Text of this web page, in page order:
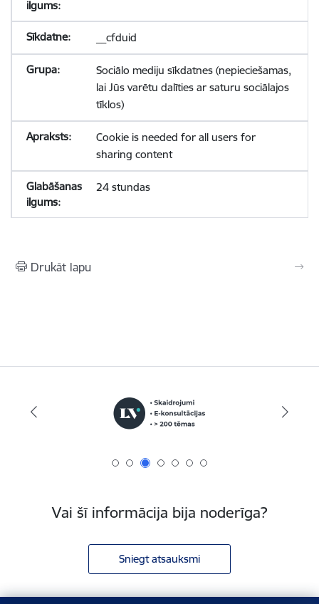
__cfduid
Sociālo mediju sīkdatnes (nepieciešamas,
lai Jūs varētu dalīties ar saturu sociālajos
tīklos)
Cookie is needed for all users for
sharing content
24 stundas
Drukāt lapu
Vai šī informācija bija noderīga?
Sniegt atsauksmi